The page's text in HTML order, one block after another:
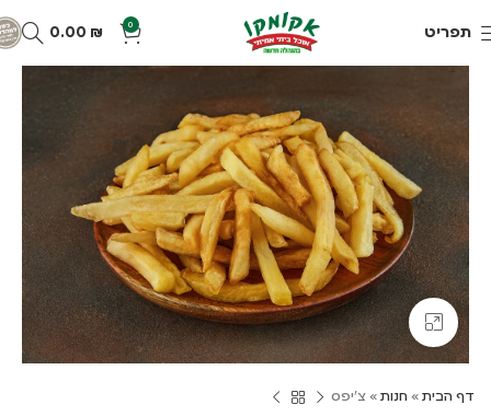
תפריט 0
0.00 ₪
Click to enlarge
דף הבית » חנות » צ'יפס